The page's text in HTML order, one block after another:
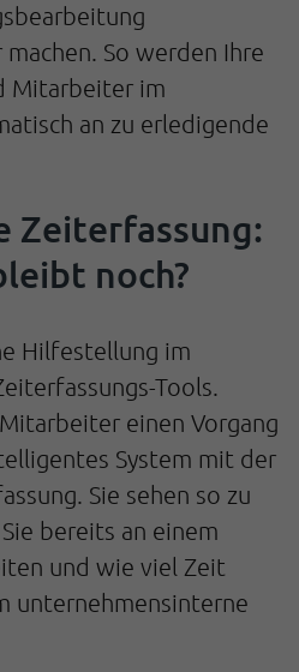
So werden Ihre
Mitarbeiter im
an zu erledigende
Zeiterfassung:
noch?
Hilfestellung im
Tools.
einen Vorgang
System mit der
Sie sehen so zu
bereits an einem
und wie viel Zeit
unternehmensinterne